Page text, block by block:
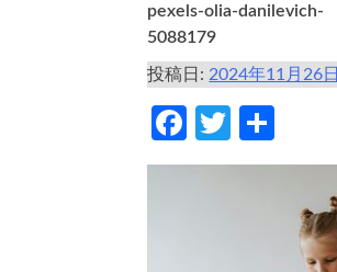
pexels-olia-danilevich-
5088179
投稿日:2024年11月26日
Facebook
Twitter
有